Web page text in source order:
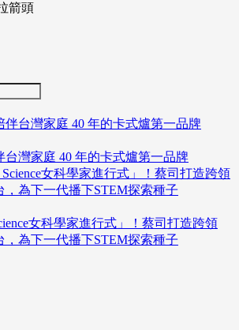
台灣家庭 40 年的卡式爐第一品牌
女科學家進行式」！蔡司打造跨領
，為下一代播下STEM探索種子